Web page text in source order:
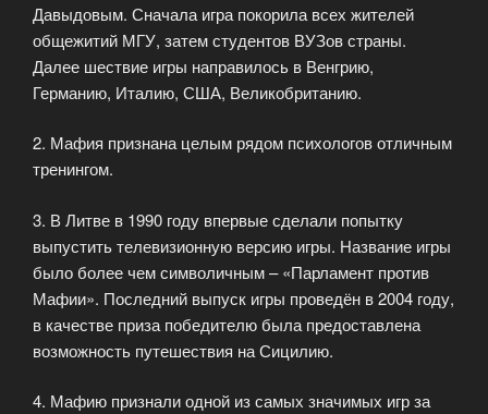
Давыдовым. Сначала игра покорила всех жителей
общежитий МГУ, затем студентов ВУЗов страны.
Далее шествие игры направилось в Венгрию,
Германию, Италию, США, Великобританию.
2. Мафия признана целым рядом психологов отличным
тренингом.
3. В Литве в 1990 году впервые сделали попытку
выпустить телевизионную версию игры. Название игры
было более чем символичным – «Парламент против
Мафии». Последний выпуск игры проведён в 2004 году,
в качестве приза победителю была предоставлена
возможность путешествия на Сицилию.
4. Мафию признали одной из самых значимых игр за